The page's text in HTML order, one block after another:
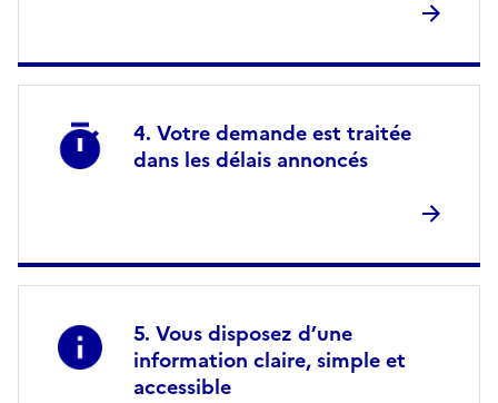
Votre demande est traitée
dans les délais annoncés
Vous disposez d’une
information claire, simple et
accessible